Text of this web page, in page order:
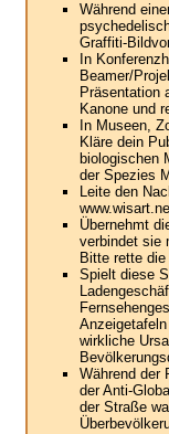
Während
Graffiti-
In
Beamer/
Präsentation
Kanone und
In Museen,
Kläre dein
biologischen
der Spezies
Leite den
Übernehmt
verbindet sie
Bitte rette die
Spielt diese
wirkliche
Während der
der Anti-
der Straße